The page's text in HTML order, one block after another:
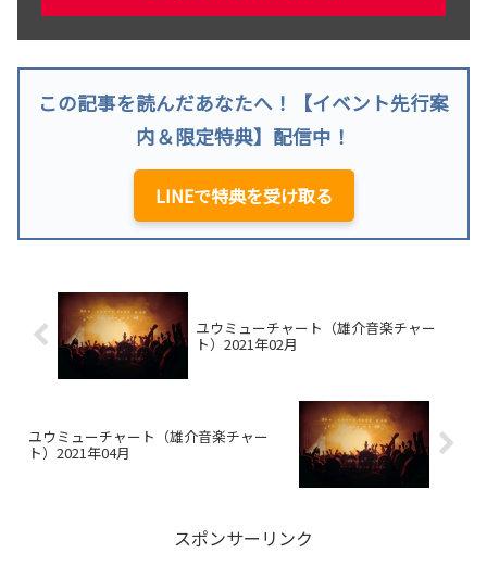
この記事を読んだあなたへ！【イベント先行案
内＆限定特典】配信中！
LINEで特典を受け取る
ユウミューチャート（雄介音楽チャー
ト）2021年02月
ユウミューチャート（雄介音楽チャー
ト）2021年04月
スポンサーリンク